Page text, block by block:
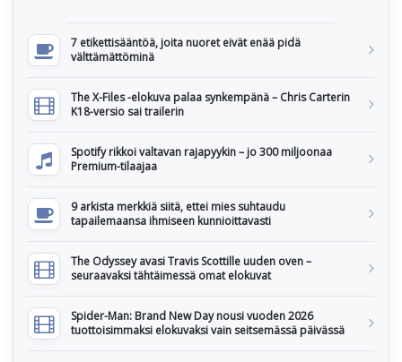
7 etikettisääntöä, joita nuoret eivät enää pidä
välttämättöminä
The X-Files -elokuva palaa synkempänä – Chris Carterin
K18-versio sai trailerin
Spotify rikkoi valtavan rajapyykin – jo 300 miljoonaa
Premium-tilaajaa
9 arkista merkkiä siitä, ettei mies suhtaudu
tapailemaansa ihmiseen kunnioittavasti
The Odyssey avasi Travis Scottille uuden oven –
seuraavaksi tähtäimessä omat elokuvat
Spider-Man: Brand New Day nousi vuoden 2026
tuottoisimmaksi elokuvaksi vain seitsemässä päivässä